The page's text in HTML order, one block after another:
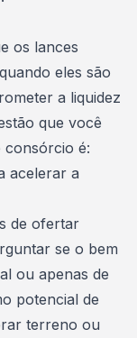
os lances
eles são
a liquidez
que você
consórcio é:
acelerar a
de ofertar
se o bem
ou apenas de
potencial de
terreno ou